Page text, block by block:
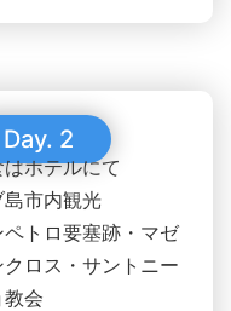
Day. 2
ホテルにて
島市内観光
ペトロ要塞跡・マゼ
クロス・サントニー
教会